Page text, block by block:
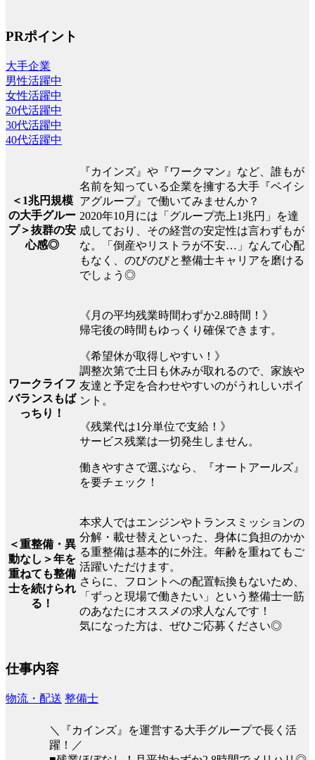
PRポイント
大手企業
男性活躍中
女性活躍中
20代活躍中
30代活躍中
40代活躍中
＜1兆円規模
の大手グルー
プ＞抜群の安
心感◎
『カインズ』や『ワークマン』など、誰もが
名前を知っている企業を擁する大手『ベイシ
アグループ』で働いてみませんか？
2020年10月には「グループ売上1兆円」を達
成しており、その経営の安定性は言わずもが
な。「倒産やリストラが不安…」なんて心配
もなく、のびのびと整備士キャリアを磨ける
でしょう◎
ワークライフ
バランスもば
っちり！
《月の平均残業時間わずか2.8時間！》
帰宅後の時間もゆっくり確保できます。
《希望休が取得しやすい！》
調整次第で土日も休みが取れるので、家族や
友達と予定を合わせやすいのがうれしいポイ
ント。
《残業代は1分単位で支給！》
サービス残業は一切発生しません。
働きやすさで選ぶなら、『オートアールズ』
を要チェック！
＜重整備・異
動なし＞年を
重ねても整備
士を続けられ
る！
本求人ではエンジンやトランスミッションの
分解・載せ替えといった、身体に負担のかか
る重整備は基本的に外注。年齢を重ねてもご
活躍いただけます。
さらに、フロントへの配置転換もないため、
「ずっと現場で働きたい」という整備士一筋
のあなたにオススメの求人なんです！
気になった方は、ぜひご応募ください◎
仕事内容
物流・配送 整備士
＼『カインズ』を運営する大手グループで長く活
躍！／